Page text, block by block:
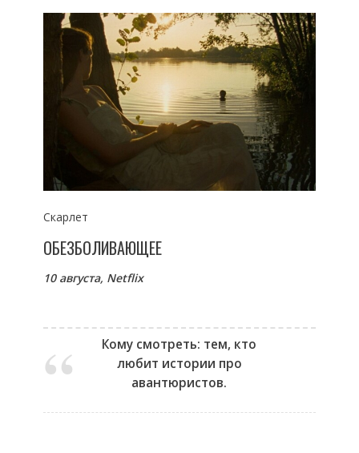
Скарлет
ОБЕЗБОЛИВАЮЩЕЕ
10 августа, Netflix
Кому смотреть: тем, кто
любит истории про
авантюристов.